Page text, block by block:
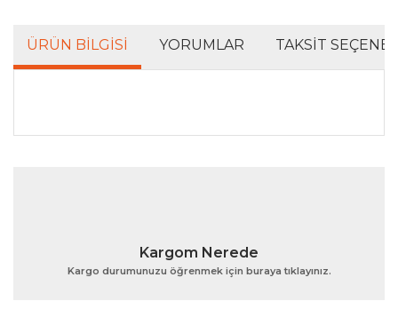
ÜRÜN BILGISI YORUMLAR TAKSIT
Bu ürünün fiyat bilgisi, resim, ürün açıklamalarında ve
Ürün açıklamasında eksik bilgiler bulunuyor.
Kargom Nerede
Kargo durumunuzu öğrenmek için buraya tıklayınız.